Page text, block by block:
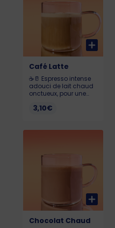
Café Latte
☕️🥛️ Espresso intense
adouci de lait chaud
onctueux, pour une
réconfortante à
3,10€
Chocolat Chaud